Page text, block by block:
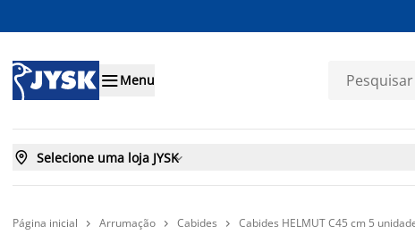
Menu
 Selecione uma loja JYSK
Página inicial  Arrumação  Cabides  Cabides HELMUT C45 cm 5